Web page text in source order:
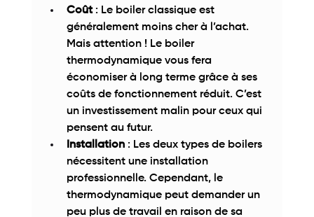
Coût : Le boiler classique est
généralement moins cher à l’achat.
Mais attention ! Le boiler
thermodynamique vous fera
économiser à long terme grâce à ses
coûts de fonctionnement réduit. C’est
un investissement malin pour ceux qui
pensent au futur.
Installation : Les deux types de boilers
nécessitent une installation
professionnelle. Cependant, le
thermodynamique peut demander un
peu plus de travail en raison de sa